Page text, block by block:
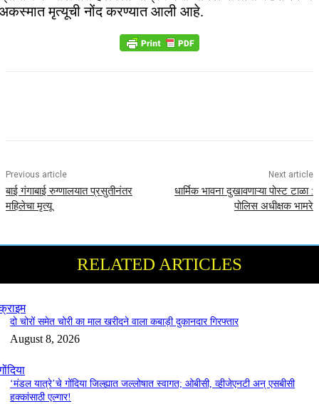
मृत्यूची नोंद करण्यात आली आहे.
Previous article
बाई गंगाबाई रुग्णालयात प्रसुतीनंतर
महिलेचा मृत्यू
Next article
धार्मिक भावना दुखावणाऱ्या पोस्ट टाळा :
पोलिस अधीक्षक भामरे
RELATED ARTICLES
दो चोरों समेत चोरी का माल खरीदने वाला कबाड़ी दुकानदार गिरफ्तार
August 8, 2026
‘मंडल यात्रे’चे गोंदिया जिल्ह्यात जल्लोषात स्वागत; ओबीसी, व्हीजेएनटी अन् एसबीसी
हक्कांसाठी एल्गार!